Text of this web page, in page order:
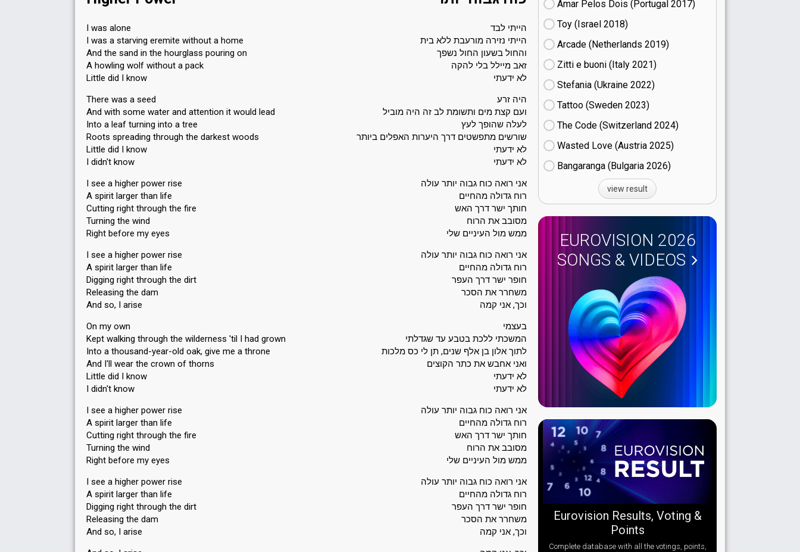
Place 12th (out of 12)
Points Total 29
Public
Votes Public 1,056,035(5% of the votes)
3
I was alone
I was a starving eremite without a home
And the sand in the hourglass pouring on
A howling wolf without a pack
Little did I know
There was a seed
And with some water and attention it would lead
Into a leaf turning into a tree
Roots spreading through the darkest woods
Little did I know
I didn't know
I see a higher power rise
A spirit larger than life
Cutting right through the fire
Turning the wind
Right before my eyes
I see a higher power rise
A spirit larger than life
Digging right through the dirt
Releasing the dam
And so, I arise
On my own
Kept walking through the wilderness 'til I had grown
Into a thousand-year-old oak, give me a throne
And I'll wear the crown of thorns
Little did I know
I didn't know
I see a higher power rise
A spirit larger than life
Cutting right through the fire
Turning the wind
Right before my eyes
I see a higher power rise
A spirit larger than life
Digging right through the dirt
Releasing the dam
And so, I arise
הייתי לבד
הייתי נזירה מורעבת ללא בית
והחול בשעון החול נשפך
זאב מיילל בלי להקה
לא ידעתי
היה זרע
ועם קצת מים ותשומת לב זה היה מוביל
לעלה שהופך לעץ
שורשים מתפשטים דרך היערות האפלים ביותר
לא ידעתי
לא ידעתי
אני רואה כוח גבוה יותר עולה
רוח גדולה מהחיים
חותך ישר דרך האש
מסובב את הרוח
ממש מול העיניים שלי
אני רואה כוח גבוה יותר עולה
רוח גדולה מהחיים
חופר ישר דרך העפר
משחרר את הסכר
וכך, אני קמה
בעצמי
המשכתי ללכת בטבע עד שגדלתי
לתוך אלון בן אלף שנים, תן לי כס מלכות
ואני אחבש את כתר הקוצים
לא ידעתי
לא ידעתי
אני רואה כוח גבוה יותר עולה
רוח גדולה מהחיים
חותך ישר דרך האש
מסובב את הרוח
ממש מול העיניים שלי
אני רואה כוח גבוה יותר עולה
רוח גדולה מהחיים
חופר ישר דרך העפר
משחרר את הסכר
וכך, אני קמה
Amar Pelos Dois (Portugal
17)
Toy (Israel
18)
Arcade (Netherlands
19)
Zitti e buoni​ (Italy
21)
Stefania (Ukraine
22)
Tattoo (Sweden
23)
The Code (Switzerland
24)
Wasted Love (Austria
25)
Bangaranga (Bulgaria
26)
view result
EUROVISION 2026
SONGS & VIDEOS
Eurovision Results, Voting &
Points
Complete database with all the votings, points,